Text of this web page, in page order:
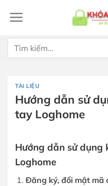
qua
dung
Tìm
TÀI LIỆU
Hướng dẫn sử
tay Loghome
Hướng dẫn sử dụng
Loghome
Đăng ký, đổi mật mã